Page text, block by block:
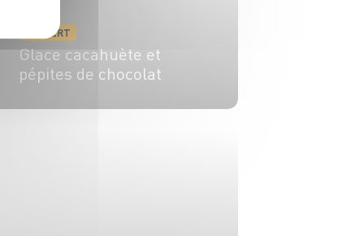
DESSERT
Glace cacahuète et
pépites de chocolat